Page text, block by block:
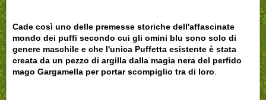
Cade così uno delle premesse storiche dell'affascinate
mondo dei puffi secondo cui gli omini blu sono solo di
genere maschile e che l'unica Puffetta esistente è stata
creata da un pezzo di argilla dalla magia nera del perfido
mago Gargamella per portar scompiglio tra di loro